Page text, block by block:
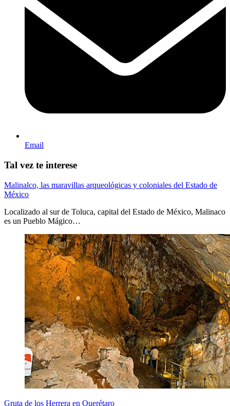
Email
Tal vez te interese
Malinalco, las maravillas arqueológicas y coloniales del Estado de
México
Localizado al sur de Toluca, capital del Estado de México, Malinaco
es un Pueblo Mágico…
Gruta de los Herrera en Querétaro